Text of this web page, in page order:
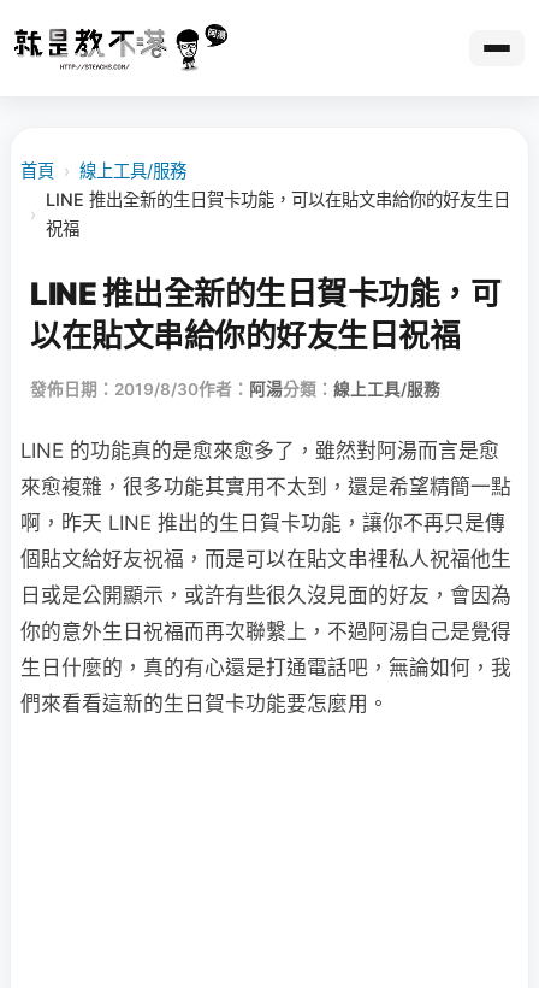
首頁 › 線上工具/服務
›
LINE 推出全新的生日賀卡功能，可以在貼文串給你的好友生日
祝福
LINE 推出全新的生日賀卡功能，可
以在貼文串給你的好友生日祝福
發佈日期：2019/8/30作者： 阿湯分類： 線上工具/服務
LINE 的功能真的是愈來愈多了，雖然對阿湯而言是愈
來愈複雜，很多功能其實用不太到，還是希望精簡一點
啊，昨天 LINE 推出的生日賀卡功能，讓你不再只是傳
個貼文給好友祝福，而是可以在貼文串裡私人祝福他生
日或是公開顯示，或許有些很久沒見面的好友，會因為
你的意外生日祝福而再次聯繫上，不過阿湯自己是覺得
生日什麼的，真的有心還是打通電話吧，無論如何，我
們來看看這新的生日賀卡功能要怎麼用。